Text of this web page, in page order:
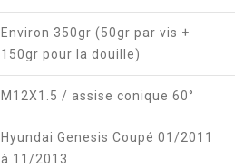
Environ 350gr (50gr par vis +
150gr pour la douille)
M12X1.5 / assise conique 60°
Hyundai Genesis Coupé 01/2011
à 11/2013